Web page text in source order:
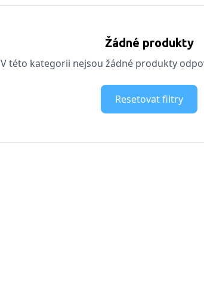
Žádné produkty
V této kategorii nejsou žádné produkty
Resetovat filtry